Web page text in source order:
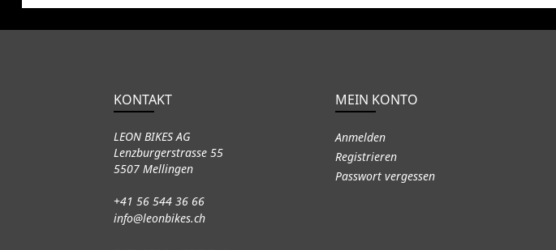
KONTAKT
LEON BIKES AG
Lenzburgerstrasse 55
5507 Mellingen
+41 56 544 36 66
info@leonbikes.ch
MEIN KONTO
Anmelden
Registrieren
Passwort vergessen